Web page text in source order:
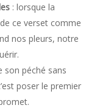
: lorsque la
ce verset comme
nos pleurs, notre
péché sans
poser le premier